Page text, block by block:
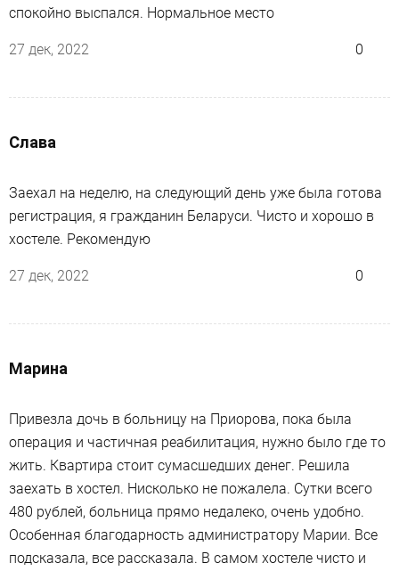
спокойно выспался. Нормальное место
27 дек, 2022 0
Слава
Заехал на неделю, на следующий день уже была готова
регистрация, я гражданин Беларуси. Чисто и хорошо в
хостеле. Рекомендую
27 дек, 2022 0
Марина
Привезла дочь в больницу на Приорова, пока была
операция и частичная реабилитация, нужно было где то
жить. Квартира стоит сумасшедших денег. Решила
заехать в хостел. Нисколько не пожалела. Сутки всего
480 рублей, больница прямо недалеко, очень удобно.
Особенная благодарность администратору Марии. Все
подсказала, все рассказала. В самом хостеле чисто и